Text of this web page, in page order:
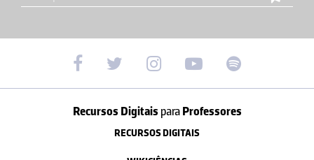
Recursos Digitais paraProfessores
RECURSOS DIGITAIS